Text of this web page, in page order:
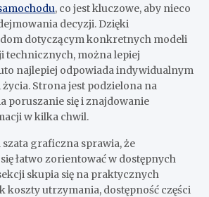
, co jest kluczowe, aby nieco
decyzji. Dzięki
dotyczącym konkretnych modeli
technicznych, można lepiej
najlepiej odpowiada indywidualnym
Strona jest podzielona na
poruszanie się i znajdowanie
w kilka chwil.
graficzna sprawia, że
łatwo zorientować w dostępnych
skupia się na praktycznych
koszty utrzymania, dostępność części